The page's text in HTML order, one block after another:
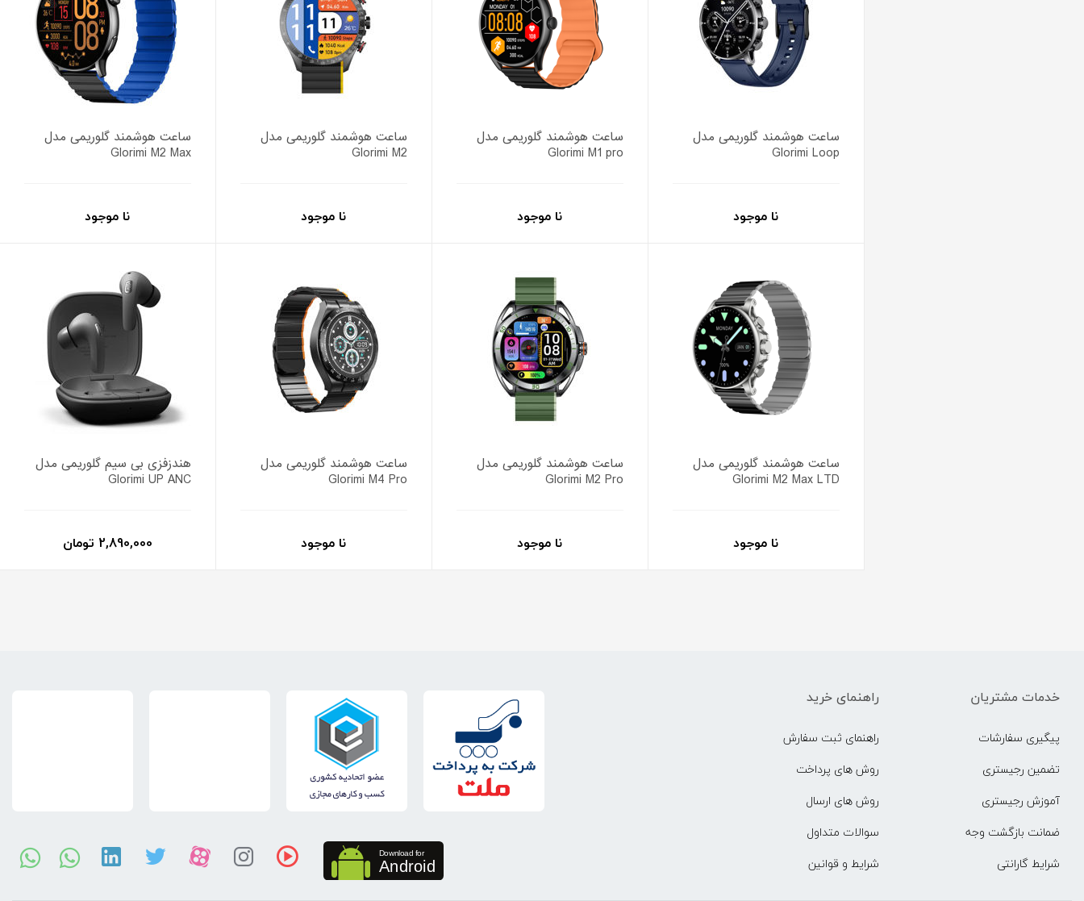
ساعت هوشمند گلوریمی مدل
Glorimi Loop
نا موجود
ساعت هوشمند گلوریمی مدل
Glorimi M1 pro
نا موجود
ساعت هوشمند گلوریمی مدل
Glorimi M2
نا موجود
ساعت هوشمند گلوریمی مدل
Glorimi M2 Max
نا موجود
ساعت هوشمند گلوریمی مدل
Glorimi M2 Max LTD
نا موجود
ساعت هوشمند گلوریمی مدل
Glorimi M2 Pro
نا موجود
ساعت هوشمند گلوریمی مدل
Glorimi M4 Pro
نا موجود
هندزفزی بی سیم گلوریمی مدل
Glorimi UP ANC
2,890,000 تومان
خدمات مشتریان
پیگیری سفارشات
تضمین رجیستری
آموزش رجیستری
ضمانت بازگشت وجه
شرایط گارانتی
راهنمای خرید
راهنمای ثبت سفارش
روش های پرداخت
روش های ارسال
سوالات متداول
شرایط و قوانین